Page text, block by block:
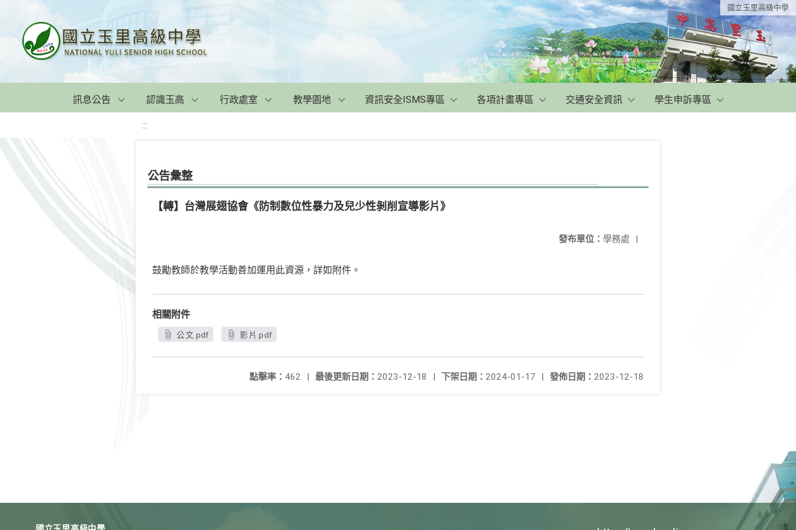
國立玉里高級中學
訊息公告 認識玉高 行政處室 教學園地 資訊安全ISMS專區 各項計畫專區 交通安全資訊 學生申訴專區
:::
公告彙整
【轉】台灣展翅協會《防制數位性暴力及兒少性剝削宣導影片》
發布單位： 學務處 |
鼓勵教師於教學活動善加運用此資源，詳如附件。
相關附件
公文.pdf 影片.pdf
發佈日期： 2023-12-18
下架日期： 2024-01-17 |
最後更新日期： 2023-12-18 |
點擊率： 462 |